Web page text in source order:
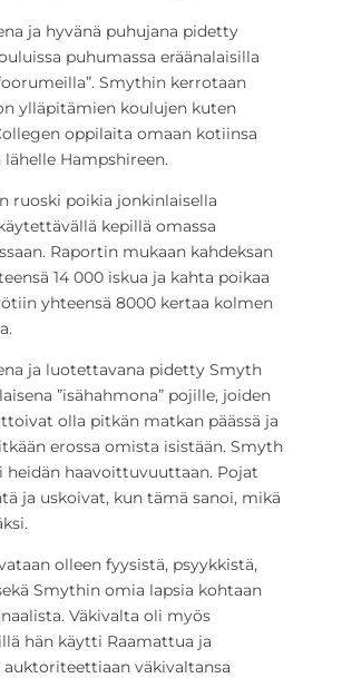
ja hyvänä puhujana pidetty
puhumassa eräänalaisilla
Smythin kerrotaan
ylläpitämien koulujen kuten
oppilaita omaan kotiinsa
Hampshireen.
ruoski poikia jonkinlaisella
kepillä omassa
Raportin mukaan kahdeksan
14 000 iskua ja kahta poikaa
yhteensä 8000 kertaa kolmen
ja luotettavana pidetty Smyth
”isähahmona” pojille, joiden
olla pitkän matkan päässä ja
erossa omista isistään. Smyth
heidän haavoittuvuuttaan. Pojat
ja uskoivat, kun tämä sanoi, mikä
olleen fyysistä, psyykkistä,
Smythin omia lapsia kohtaan
Väkivalta oli myös
hän käytti Raamattua ja
väkivaltansa